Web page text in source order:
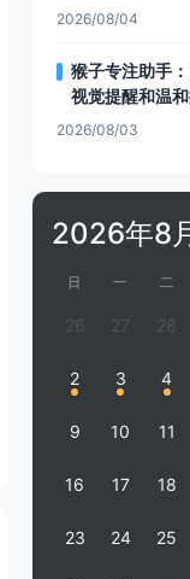
部署，让Office
2026/08/04
猴子专注助手
视觉提醒和温
提升注意力
2026/08/03
2026年8
日 一 二
26 27 28
2 3 4
9 10 11
16 17 18
23 24 25